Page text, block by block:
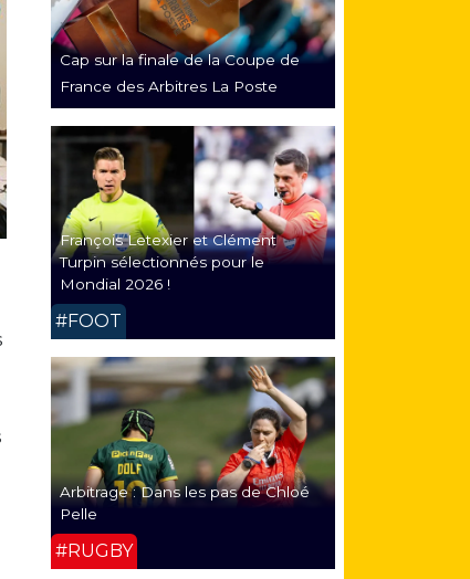
Cap sur la finale de la Coupe de
France des Arbitres La Poste
François Letexier et Clément
Turpin sélectionnés pour le
Mondial 2026 !
#FOOT
Arbitrage : Dans les pas de Chloé
Pelle
#RUGBY